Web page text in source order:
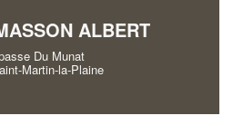
ALBERT
Du Munat
Martin-la-Plaine